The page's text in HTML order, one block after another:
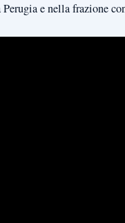
Perugia e nella frazione